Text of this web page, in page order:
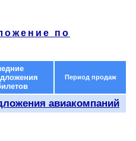
по
Период продаж
авиакомпаний